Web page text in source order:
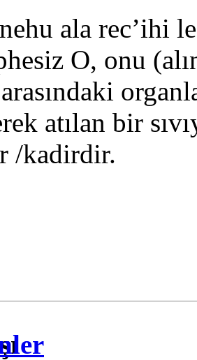
ala
O, onu
atılan bir
/kadirdir.